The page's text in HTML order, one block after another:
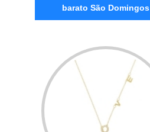
barato São Domingos